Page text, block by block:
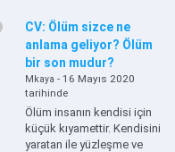
CV: Ölüm sizce ne
anlama geliyor? Ölüm
bir son mudur?
Mkaya - 16 Mayıs 2020
tarihinde
Ölüm insanın kendisi için
küçük kıyamettir. Kendisini
yaratan ile yüzleşme ve